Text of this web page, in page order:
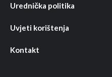
Urednička politika
Uvjeti korištenja
Kontakt